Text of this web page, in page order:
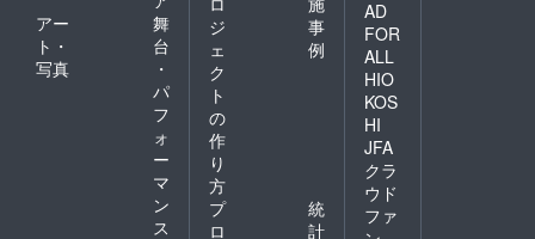
高学年から高校１年ま
でずっと行われている
行事である。そんなに
やってまだ嫌いだから
確信を持って嫌いと言
える。合唱コンクール
は、どうもクラスメイ
アー
ト・
写真
舞
台
・
パ
フ
ォ
ー
マ
ン
ス
ジ
ェ
ク
ト
の
作
り
方
事
例
プ
ロ
統
計
AD
FOR
ALL
HIO
KOS
HI
JFA
クラ
ウド
ファ